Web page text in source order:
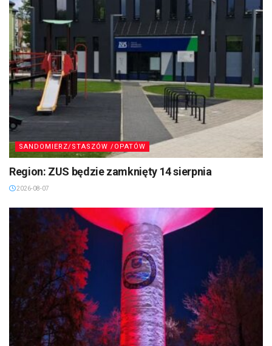
SANDOMIERZ/STASZÓW /OPATÓW
Region: ZUS będzie zamknięty 14 sierpnia
2026-08-07